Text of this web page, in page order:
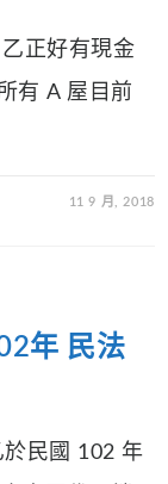
正好有現金
有 A 屋目前
11 9 月, 2018
年 民法
民國 102 年